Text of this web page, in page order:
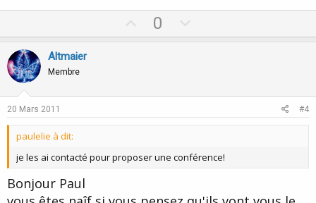
p
0
o
Altmaier
Membre
20 Mars 2011 #4
paulelie à dit:
je les ai contacté pour proposer une conférence!
Bonjour Paul